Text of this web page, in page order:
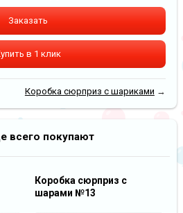
Заказать
в 1 клик
Коробка сюрприз с шариками →
всего покупают
Коробка сюрприз с
шарами №13